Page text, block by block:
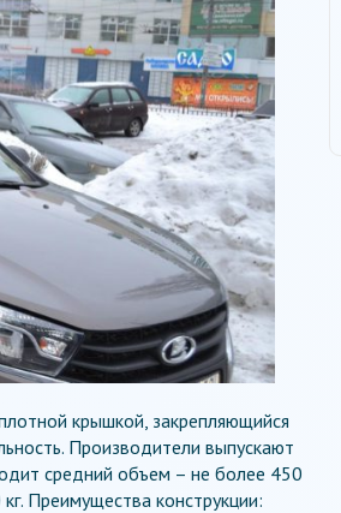
крышкой, закрепляющийся
Производители выпускают
средний объем – не более 450
Преимущества конструкции: